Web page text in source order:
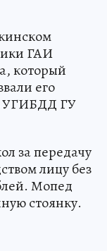
ГАИ
который
его
УГИБДД ГУ
за передачу
лицу без
Мопед
стоянку.